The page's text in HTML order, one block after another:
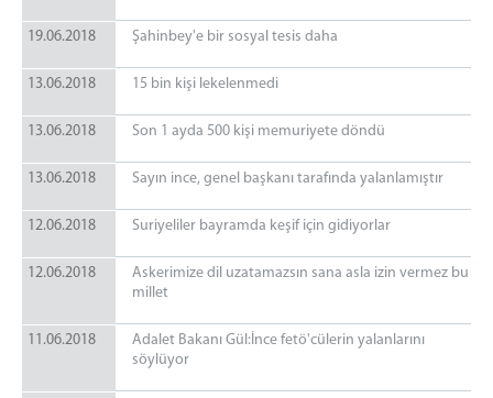
19.06.2018 Şahinbey'e bir sosyal tesis daha
13.06.2018 15 bin kişi lekelenmedi
13.06.2018 Son 1 ayda 500 kişi memuriyete döndü
13.06.2018 Sayın ince, genel başkanı tarafında yalanlamıştır
12.06.2018 Suriyeliler bayramda keşif için gidiyorlar
12.06.2018
Askerimize dil uzatamazsın sana asla izin vermez bu
millet
11.06.2018
Adalet Bakanı Gül:İnce fetö'cülerin yalanlarını
söylüyor